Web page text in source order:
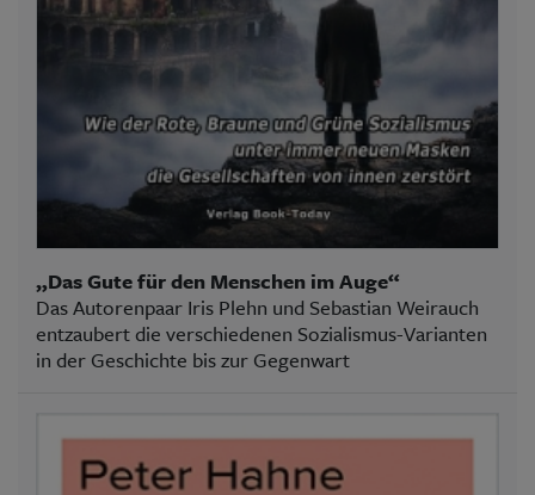
„Das Gute für den Menschen im Auge“
Das Autorenpaar Iris Plehn und Sebastian Weirauch
entzaubert die verschiedenen Sozialismus-Varianten
in der Geschichte bis zur Gegenwart